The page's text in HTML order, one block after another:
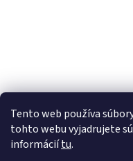
Tento web používa
tohto webu vyjadrujete
informáciítu.